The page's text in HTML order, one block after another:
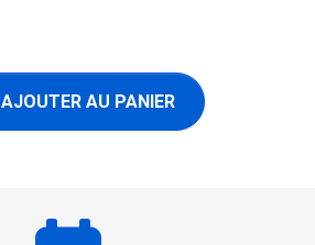
AJOUTER AU PANIER